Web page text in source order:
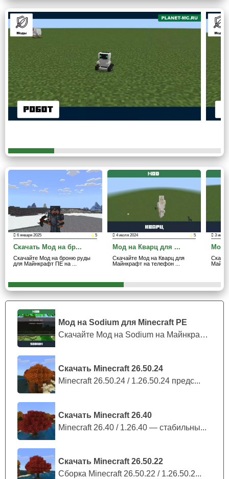
Мод на Sodium для Minecraft PE
Скачайте Мод на Sodium на Майнкрафт П...
Скачать Minecraft 26.50.24
Minecraft 26.50.24 / 1.26.50.24 предс...
Скачать Minecraft 26.40
Minecraft 26.40 / 1.26.40 — стабильны...
Скачать Minecraft 26.50.22
Сборка Minecraft 26.50.22 / 1.26.50.2...
Помимо прочего данная конструкция в Minecraft PE
способна выдавать постоянный ток, что означает полное
отсутствие сбоев в работе режима электропитания.
Соответственно шанс перегорания элементов или
нарушений работы проводки будет сведён к минимуму, и
игрок сможет отдохнуть от столь тяжёлых дум при
помощи мода на генераторы энергии.
Печка
Данный вариант менее экологичен, тем не менее
данный мод на генераторы энергии востребован в
Майнкрафт ПЕ. Печка является более лёгким предметом
в создании нежели ветряк. Достигается данный эффект
мощной термопары
которая способна из
тепловой энергии создавать электрическую.
А так как уголь является весьма дешёвым
материалом, то соответственно и содержать
подобный элемент будет намного проще и
Проводка
Третьим, но не менее важным элементом в моде на
как её провели, будет зависетьработа производства
обеспечения светом целой деревни в Minecraft PE. Ведь
всего одна ошибка может привести к короткому
замыканию и полноценному пожару.
6 января 2025 5
Скачать Мод на бр...
Скачайте Мод на броню руды
для Майнкрафт ПЕ на ...
4 июля 2024 5
Мод на Кварц для ...
Скачайте Мод на Кварц для
Майнкрафт на телефон ...
3 июля
Мод